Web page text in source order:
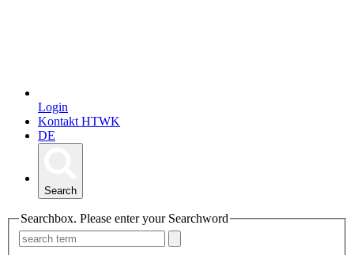
Login
Kontakt HTWK
DE
Search
Searchbox. Please enter your Searchword